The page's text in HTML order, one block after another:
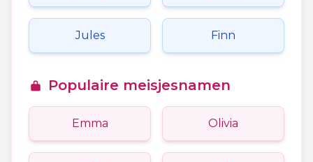
Jules Finn
Populaire meisjesnamen
Emma Olivia